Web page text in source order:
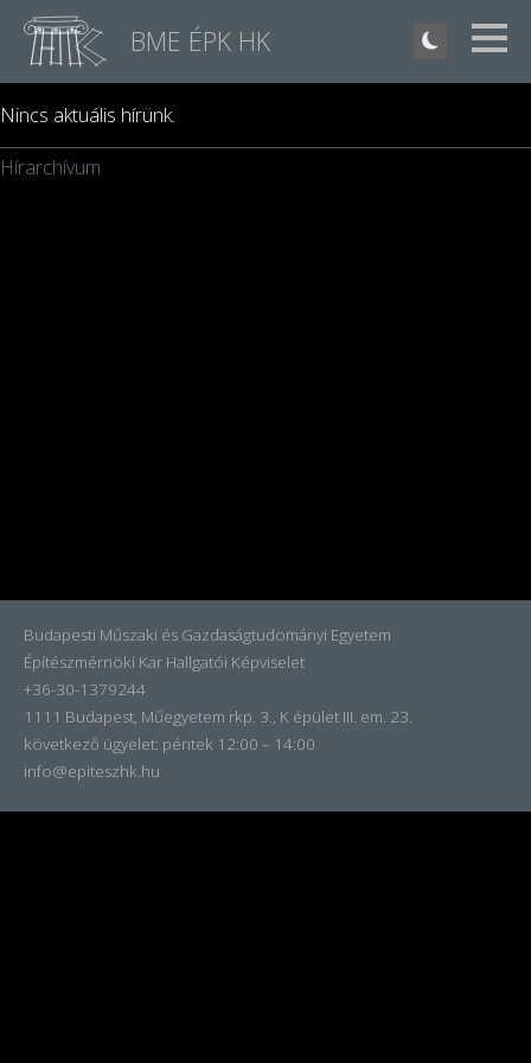
BME ÉPK HK
Nincs aktuális hírünk.
Hírarchívum
Budapesti Műszaki és Gazdaságtudományi Egyetem
Építészmérnöki Kar Hallgatói Képviselet
+36-30-1379244
1111 Budapest, Műegyetem rkp. 3., K épület III. em. 23.
következő ügyelet: péntek 12:00 – 14:00
info@epiteszhk.hu